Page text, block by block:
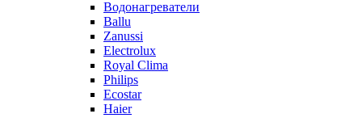
Водонагреватели
Ballu
Zanussi
Electrolux
Royal Clima
Philips
Ecostar
Haier